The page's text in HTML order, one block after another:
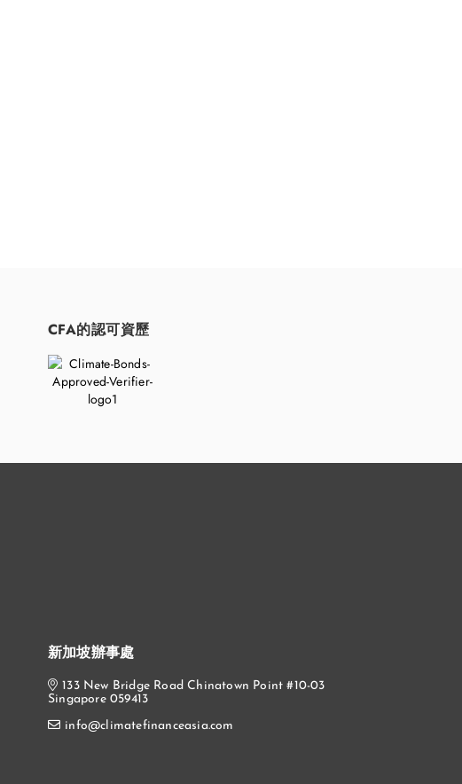
CFA的認可資歷
新加坡辦事處
133 New Bridge Road Chinatown Point #10-03
Singapore 059413
info@climatefinanceasia.com